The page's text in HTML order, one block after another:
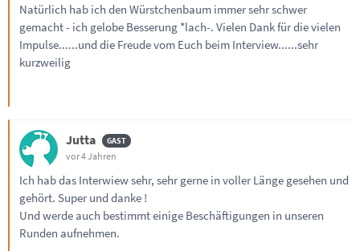
Natürlich hab ich den Würstchenbaum immer sehr schwer
gemacht - ich gelobe Besserung *lach-. Vielen Dank für die vielen
Impulse......und die Freude vom Euch beim Interview......sehr
kurzweilig
Jutta
vor 4 Jahren
Ich hab das Interwiew sehr, sehr gerne in voller Länge gesehen und
gehört. Super und danke !
Und werde auch bestimmt einige Beschäftigungen in unseren
Runden aufnehmen.